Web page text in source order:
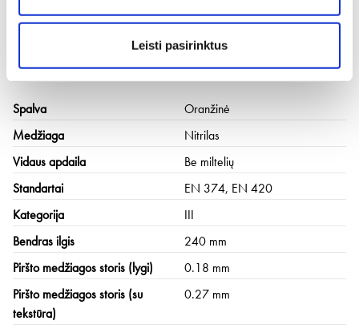
Leisti pasirinktus
Techninė informacija
Spalva Oranžinė
Medžiaga Nitrilas
Vidaus apdaila Be miltelių
Standartai EN 374, EN 420
Kategorija
Bendras ilgis 240 mm
Piršto medžiagos storis (lygi) 0.18 mm
Piršto medžiagos storis (su
tekstūra)
0.27 mm